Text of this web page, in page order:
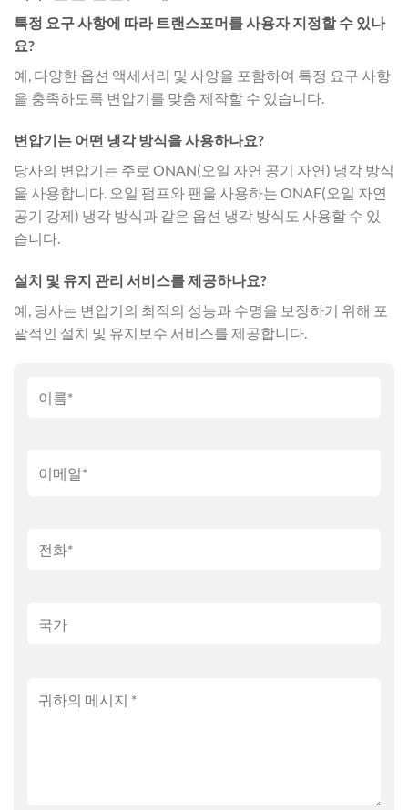
특정 요구 사항에 따라 트랜스포머를 사용자 지정할 수 있나
요?
예, 다양한 옵션 액세서리 및 사양을 포함하여 특정 요구 사항
을 충족하도록 변압기를 맞춤 제작할 수 있습니다.
변압기는 어떤 냉각 방식을 사용하나요?
당사의 변압기는 주로 ONAN(오일 자연 공기 자연) 냉각 방식
을 사용합니다. 오일 펌프와 팬을 사용하는 ONAF(오일 자연
공기 강제) 냉각 방식과 같은 옵션 냉각 방식도 사용할 수 있
습니다.
설치 및 유지 관리 서비스를 제공하나요?
예, 당사는 변압기의 최적의 성능과 수명을 보장하기 위해 포
괄적인 설치 및 유지보수 서비스를 제공합니다.